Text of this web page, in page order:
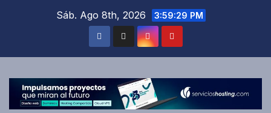
Sáb. Ago 8th, 2026 3:59:29 PM